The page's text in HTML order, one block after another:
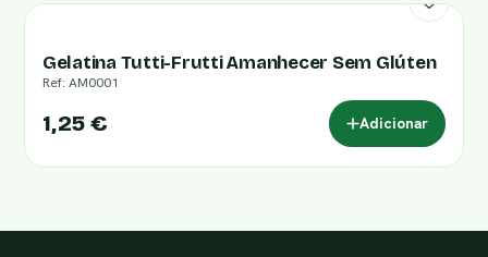
Gelatina Tutti-Frutti Amanhecer Sem Glúten
Ref: AM0001
1,25 € Adicionar